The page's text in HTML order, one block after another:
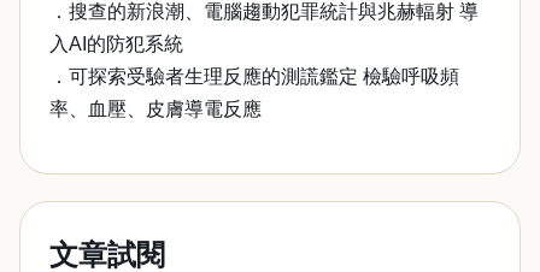
．搜查的新浪潮、電腦趨動犯罪統計與兆赫輻射 導
入AI的防犯系統
．可探索受驗者生理反應的測謊鑑定 檢驗呼吸頻
率、血壓、皮膚導電反應
文章試閱